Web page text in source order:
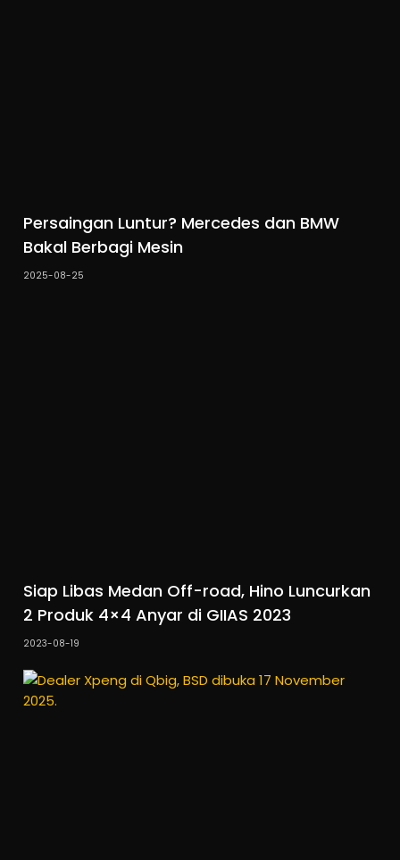
Persaingan Luntur? Mercedes dan BMW
Bakal Berbagi Mesin
2025-08-25
Siap Libas Medan Off-road, Hino Luncurkan
2 Produk 4×4 Anyar di GIIAS 2023
2023-08-19